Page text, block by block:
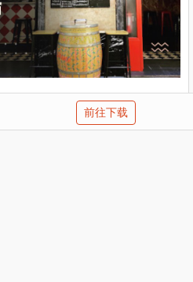
走，赶紧过来坐会吧
前往下载